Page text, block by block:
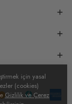
için yasal
(cookies)
Gizlilik ve Çerez